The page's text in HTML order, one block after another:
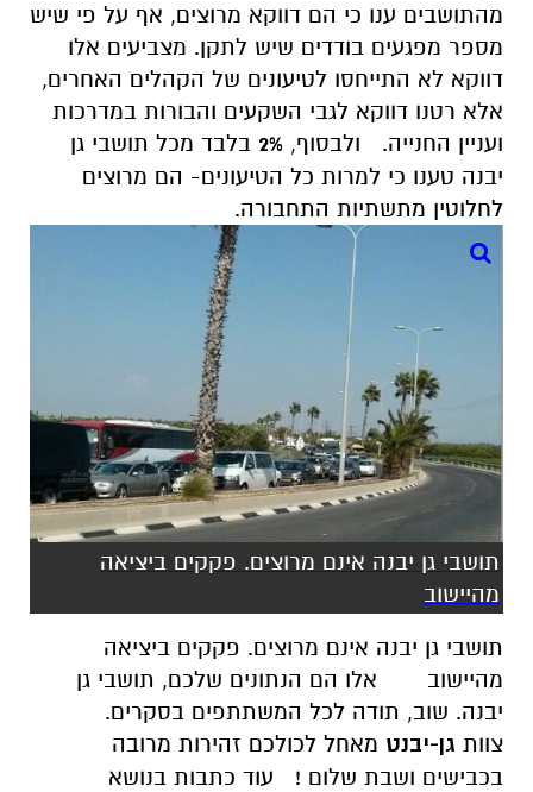
מהתושבים ענו כי הם דווקא מרוצים, אף על פי שיש
מספר מפגעים בודדים שיש לתקן. מצביעים אלו
דווקא לא התייחסו לטיעונים של הקהלים האחרים,
אלא רטנו דווקא לגבי השקעים והבורות במדרכות
ועניין החנייה.
ולבסוף, 2% בלבד מכל תושבי גן
יבנה טענו כי למרות כל הטיעונים- הם מרוצים
לחלוטין מתשתיות התחבורה.
תושבי גן יבנה אינם מרוצים. פקקים ביציאה
מהיישוב
תושבי גן יבנה אינם מרוצים. פקקים ביציאה
מהיישוב אלו הם הנתונים שלכם, תושבי גן
יבנה. שוב, תודה לכל המשתתפים בסקרים.
צוות גן-יבנט מאחל לכולכם זהירות מרובה
בכבישים ושבת שלום !
עוד כתבות בנושא